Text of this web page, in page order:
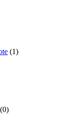
(1)
(0)